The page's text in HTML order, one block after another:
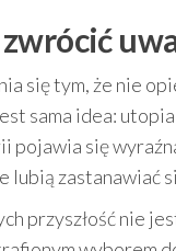
się tym, że nie
sama idea:
pojawia się
lubią zastanawiać
przyszłość nie